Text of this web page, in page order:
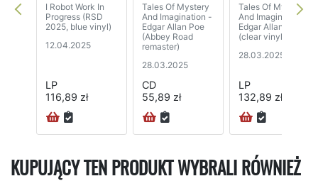
I Robot Work In
Progress (RSD
2025, blue vinyl)
12.04.2025
LP
116,89 zł
Tales Of Mystery
And Imagination -
Edgar Allan Poe
(Abbey Road
remaster)
28.03.2025
CD
55,89 zł
Tales Of Mystery
And Imagination -
Edgar Allan Poe
(clear vinyl)
28.03.2025
LP
132,89 zł
KUPUJĄCY TEN PRODUKT WYBRALI RÓWNIEŻ